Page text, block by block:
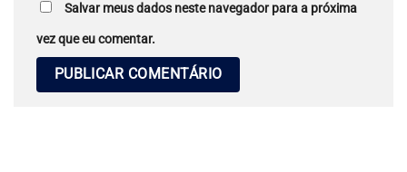
Salvar meus dados neste navegador para a próxima
vez que eu comentar.